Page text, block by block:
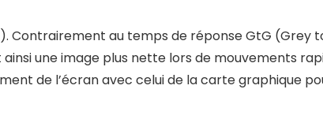
Contrairement au temps de réponse GtG (Grey
une image plus nette lors de mouvements
de l’écran avec celui de la carte graphique